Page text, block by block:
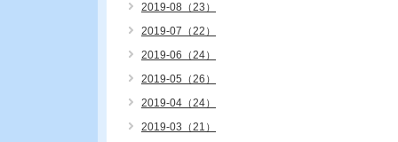
2019-08（23）
2019-07（22）
2019-06（24）
2019-05（26）
2019-04（24）
2019-03（21）